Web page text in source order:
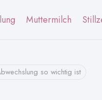
Muttermilch
so wichtig ist